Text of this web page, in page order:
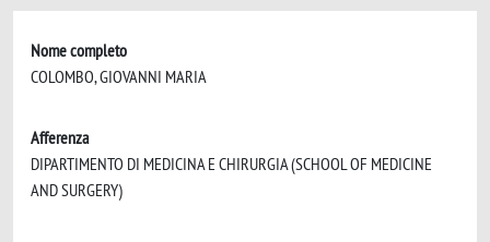
Nome completo
COLOMBO, GIOVANNI MARIA
Afferenza
DIPARTIMENTO DI MEDICINA E CHIRURGIA (SCHOOL OF MEDICINE
AND SURGERY)